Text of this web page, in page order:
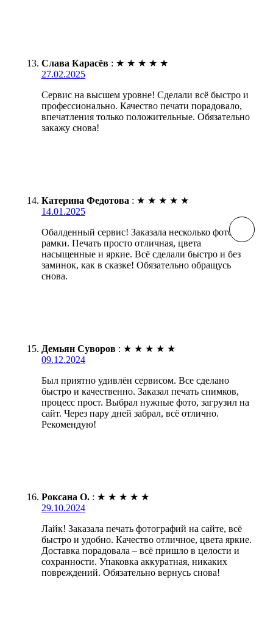
Слава Карасёв : ★ ★ ★ ★ ★
27.02.2025
Сервис на высшем уровне! Сделали всё быстро и
профессионально. Качество печати порадовало,
впечатления только положительные. Обязательно
закажу снова!
Катерина Федотова : ★ ★ ★ ★ ★
14.01.2025
Обалденный сервис! Заказала несколько фото без
рамки. Печать просто отличная, цвета
насыщенные и яркие. Всё сделали быстро и без
заминок, как в сказке! Обязательно обращусь
снова.
Демьян Суворов : ★ ★ ★ ★ ★
09.12.2024
Был приятно удивлён сервисом. Все сделано
быстро и качественно. Заказал печать снимков,
процесс прост. Выбрал нужные фото, загрузил на
сайт. Через пару дней забрал, всё отлично.
Рекомендую!
Роксана О. : ★ ★ ★ ★ ★
29.10.2024
Лайк! Заказала печать фотографий на сайте, всё
быстро и удобно. Качество отличное, цвета яркие.
Доставка порадовала – всё пришло в целости и
сохранности. Упаковка аккуратная, никаких
повреждений. Обязательно вернусь снова!